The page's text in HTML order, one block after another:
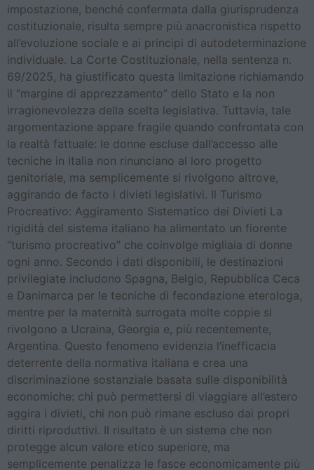
impostazione, benché confermata dalla giurisprudenza
costituzionale, risulta sempre più anacronistica rispetto
all’evoluzione sociale e ai principi di autodeterminazione
individuale. La Corte Costituzionale, nella sentenza n.
69/2025, ha giustificato questa limitazione richiamando
il “margine di apprezzamento” dello Stato e la non
irragionevolezza della scelta legislativa. Tuttavia, tale
argomentazione appare fragile quando confrontata con
la realtà fattuale: le donne escluse dall’accesso alle
tecniche in Italia non rinunciano al loro progetto
genitoriale, ma semplicemente si rivolgono altrove,
aggirando de facto i divieti legislativi. Il Turismo
Procreativo: Aggiramento Sistematico dei Divieti La
rigidità del sistema italiano ha alimentato un fiorente
“turismo procreativo” che coinvolge migliaia di donne
ogni anno. Secondo i dati disponibili, le destinazioni
privilegiate includono Spagna, Belgio, Repubblica Ceca
e Danimarca per le tecniche di fecondazione eterologa,
mentre per la maternità surrogata molte coppie si
rivolgono a Ucraina, Georgia e, più recentemente,
Argentina. Questo fenomeno evidenzia l’inefficacia
deterrente della normativa italiana e crea una
discriminazione sostanziale basata sulle disponibilità
economiche: chi può permettersi di viaggiare all’estero
aggira i divieti, chi non può rimane escluso dai propri
diritti riproduttivi. Il risultato è un sistema che non
protegge alcun valore etico superiore, ma
semplicemente penalizza le fasce economicamente più